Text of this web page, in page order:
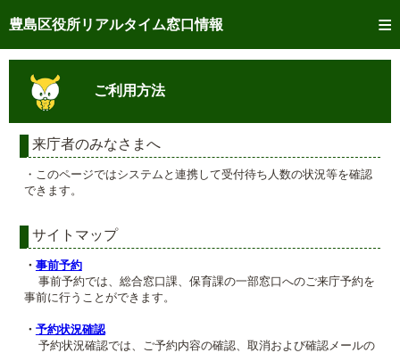
豊島区役所リアルタイム窓口情報
トップページへ
ご利用方法
事前予約
予約状況確認
リアルタイム 窓口混雑状況
メール通知登録
混雑予想カレンダー
ご利用方法
来庁者のみなさまへ
・このページではシステムと連携して受付待ち人数の状況等を確認
できます。
サイトマップ
・ 事前予約
事前予約では、総合窓口課、保育課の一部窓口へのご来庁予約を
事前に行うことができます。
・ 予約状況確認
予約状況確認では、ご予約内容の確認、取消および確認メールの